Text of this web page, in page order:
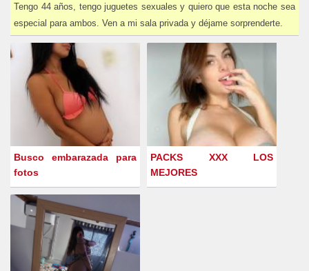
Tengo 44 años, tengo juguetes sexuales y quiero que esta noche sea
especial para ambos. Ven a mi sala privada y déjame sorprenderte.
Busco embarazada para
fotos
PACKS XXX LOS
MEJORES